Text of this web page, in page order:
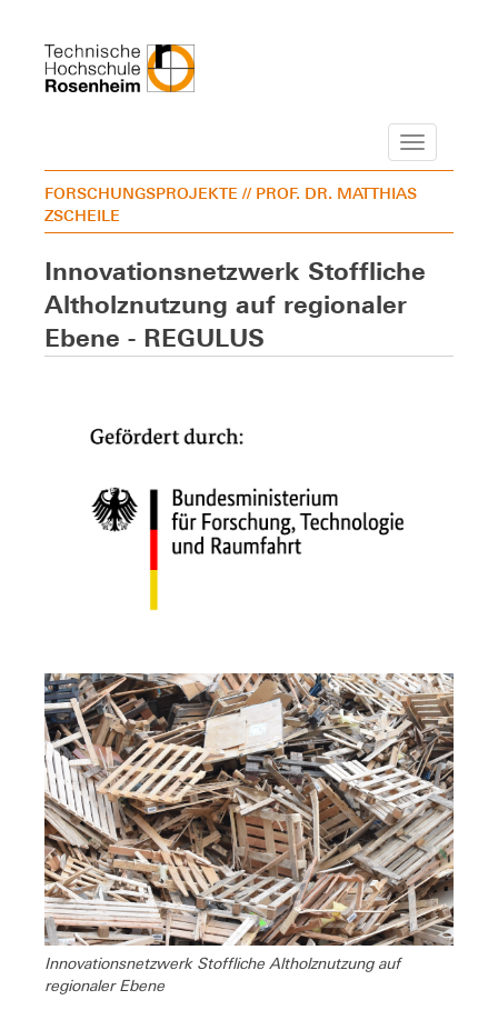
Navigation
FORSCHUNGSPROJEKTE // PROF. DR. MATTHIAS
ZSCHEILE
Innovationsnetzwerk Stoffliche
Altholznutzung auf regionaler
Ebene - REGULUS
Innovationsnetzwerk Stoffliche Altholznutzung auf
regionaler Ebene